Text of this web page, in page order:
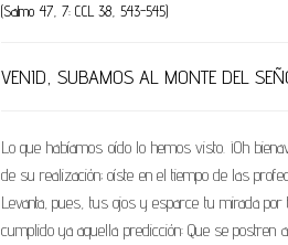
(Salmo 47, 7: CCL 38, 543-545)
VENID, SUBAMOS AL MONTE DEL
Lo que habíamos oído lo hemos visto. ¡Oh
de su realización; oíste en el tiempo de las
Levanta, pues, tus ojos y esparce tu mirada
cumplido ya aquella predicción: Que se